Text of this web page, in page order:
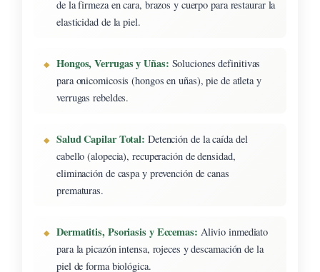
de la firmeza en cara, brazos y cuerpo para restaurar la
elasticidad de la piel.
Hongos, Verrugas y Uñas: Soluciones definitivas
para onicomicosis (hongos en uñas), pie de atleta y
verrugas rebeldes.
Salud Capilar Total: Detención de la caída del
cabello (alopecia), recuperación de densidad,
eliminación de caspa y prevención de canas
prematuras.
Dermatitis, Psoriasis y Eccemas: Alivio inmediato
para la picazón intensa, rojeces y descamación de la
piel de forma biológica.